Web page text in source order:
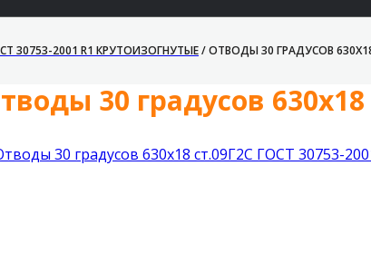
30753-2001 R1 КРУТОИЗОГНУТЫЕ/ОТВОДЫ 30 ГРАДУСОВ
30 градусов 630х18